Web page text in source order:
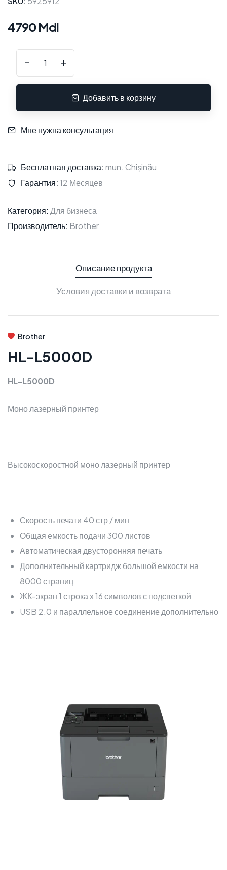
4790 Mdl
- +
Добавить в корзину
Мне нужна консультация
Бесплатная доставка:mun. Chișinău
Гарантия:12 Месяцев
Категория:Для бизнеса
Производитель: Brother
Описание продукта
Условия доставки и возврата
Brother
HL-L5000D
HL-L5000D
Моно лазерный принтер
Высокоскоростной моно лазерный принтер
Скорость печати 40 стр / мин
Общая емкость подачи 300 листов
Автоматическая двусторонняя печать
Дополнительный картридж большой емкости на
8000 страниц
ЖК-экран 1 строка х 16 символов с подсветкой
USB 2.0 и параллельное соединение дополнительно